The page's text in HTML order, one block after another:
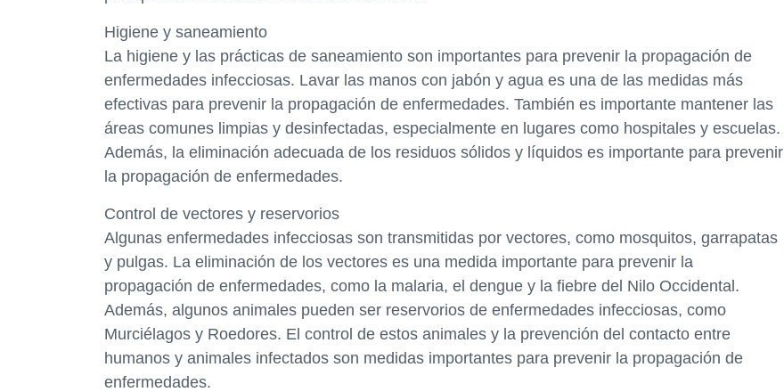
Higiene y saneamiento
La higiene y las prácticas de saneamiento son importantes para prevenir la propagación de
enfermedades infecciosas. Lavar las manos con jabón y agua es una de las medidas más
efectivas para prevenir la propagación de enfermedades. También es importante mantener las
áreas comunes limpias y desinfectadas, especialmente en lugares como hospitales y escuelas.
Además, la eliminación adecuada de los residuos sólidos y líquidos es importante para prevenir
la propagación de enfermedades.
Control de vectores y reservorios
Algunas enfermedades infecciosas son transmitidas por vectores, como mosquitos, garrapatas
y pulgas. La eliminación de los vectores es una medida importante para prevenir la
propagación de enfermedades, como la malaria, el dengue y la fiebre del Nilo Occidental.
Además, algunos animales pueden ser reservorios de enfermedades infecciosas, como
Murciélagos y Roedores. El control de estos animales y la prevención del contacto entre
humanos y animales infectados son medidas importantes para prevenir la propagación de
enfermedades.